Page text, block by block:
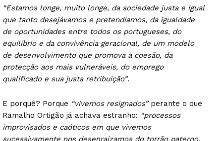
“Estamos longe, muito longe, da sociedade justa e igual
que tanto desejávamos e pretendíamos, da igualdade
de oportunidades entre todos os portugueses, do
equilíbrio e da convivência geracional, de um modelo
de desenvolvimento que promova a coesão, da
protecção aos mais vulneráveis, do emprego
qualificado e sua justa retribuição”.
E porquê? Porque “vivemos resignados”perante o que
Ramalho Ortigão já achava estranho: “processos
improvisados e caóticos em que vivemos
sucessivamente nos desenraizamos do torrão paterno,